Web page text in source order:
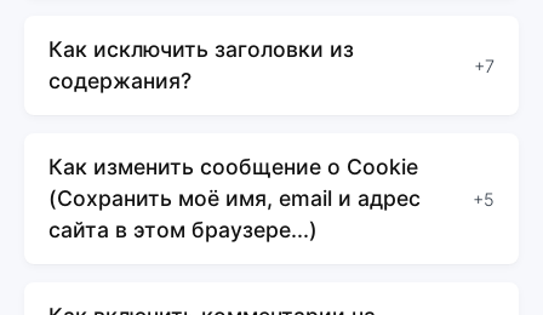
Как исключить заголовки из
содержания?
+7
Как изменить сообщение о Cookie
(Сохранить моё имя, email и адрес
сайта в этом браузере...)
+5